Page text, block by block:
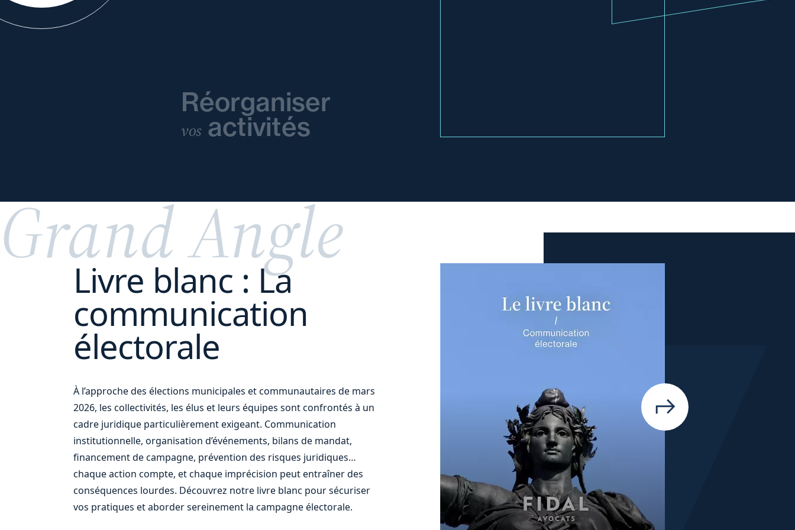
Réorganiser
vosactivités
votre
Grand Angle
Livre blanc : La
communication
électorale
À l’approche des élections municipales et communautaires de mars
2026, les collectivités, les élus et leurs équipes sont confrontés à un
cadre juridique particulièrement exigeant. Communication
institutionnelle, organisation d’événements, bilans de mandat,
financement de campagne, prévention des risques juridiques…
chaque action compte, et chaque imprécision peut entraîner des
conséquences lourdes. Découvrez notre livre blanc pour sécuriser
vos pratiques et aborder sereinement la campagne électorale.